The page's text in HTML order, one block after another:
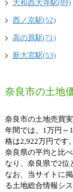
大和西大寺駅(89)
西ノ京駅(52)
高の原駅(71)
新大宮駅(53)
奈良市の土地
奈良市の土地売買
年間では、1万円～
格は2,922万円です。
奈良県の平均と比
なり、奈良県で2位
なお、当サイトに
る土地総合情報シ